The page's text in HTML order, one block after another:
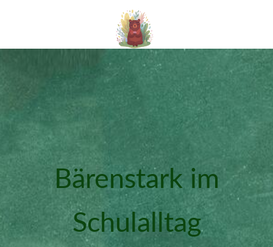
Bärenstark im
Schulalltag